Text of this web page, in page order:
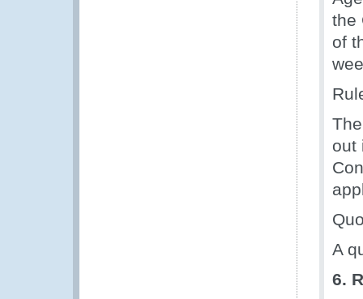
the
of
out
A
6.